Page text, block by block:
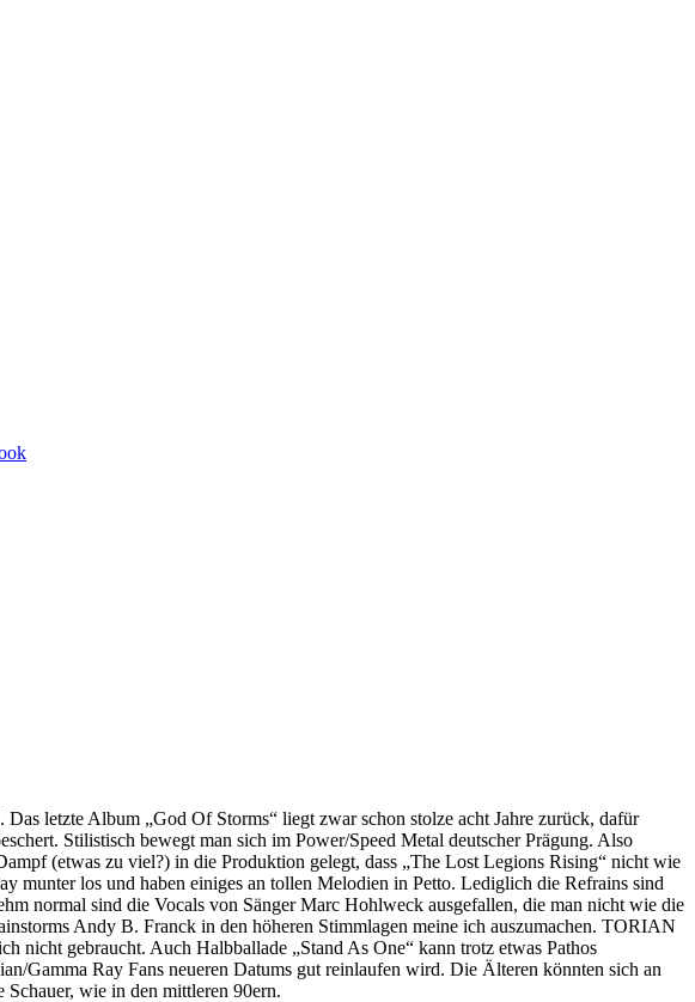
letzte Album „God Of Storms“ liegt zwar schon stolze acht Jahre zurück, dafür
Stilistisch bewegt man sich im Power/Speed Metal deutscher Prägung. Also
(etwas zu viel?) in die Produktion gelegt, dass „The Lost Legions Rising“ nicht wie
los und haben einiges an tollen Melodien in Petto. Lediglich die Refrains sind
normal sind die Vocals von Sänger Marc Hohlweck ausgefallen, die man nicht wie die
Andy B. Franck in den höheren Stimmlagen meine ich auszumachen. TORIAN
nicht gebraucht. Auch Halbballade „Stand As One“ kann trotz etwas Pathos
Gamma Ray Fans neueren Datums gut reinlaufen wird. Die Älteren könnten sich an
wie in den mittleren 90ern.